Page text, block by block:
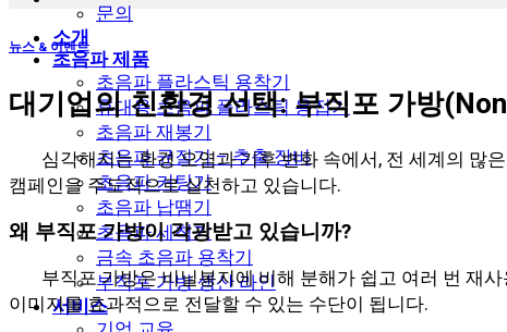
문의
소개
초음파 제품
초음파 플라스틱 용착기
휴대용 초음파 플라스틱 용접기
초음파 재봉기
초음파 균질기 – 추출 장비
초음파 커팅기
초음파 납땜기
초음파 세척기
금속 초음파 용착기
부직포 가방 생산 라인
서비스
뉴스 & 이벤트
대기업의 친환경 선택: 부직포 가방
심각해지는 환경 오염과 기후 변화 속에서, 전 세계의 많
캠페인을 주도적으로 실천하고 있습니다.
왜 부직포 가방이 각광받고 있습니까?
부직포 가방은 비닐봉지에 비해 분해가 쉽고 여러 번 재
이미지를 효과적으로 전달할 수 있는 수단이 됩니다.